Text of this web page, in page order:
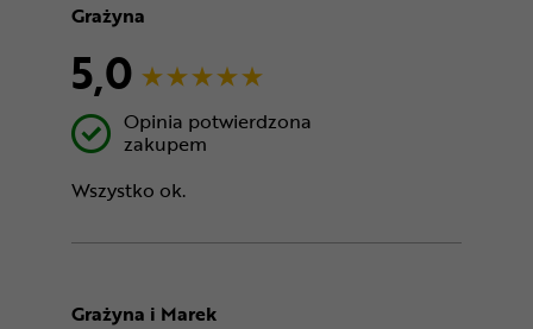
Grażyna
5,0
Opinia potwierdzona
zakupem
Wszystko ok.
Grażyna i Marek